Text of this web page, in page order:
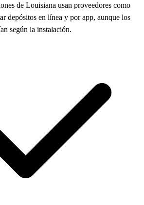
de Louisiana usan proveedores como
depósitos en línea y por app, aunque los
según la instalación.